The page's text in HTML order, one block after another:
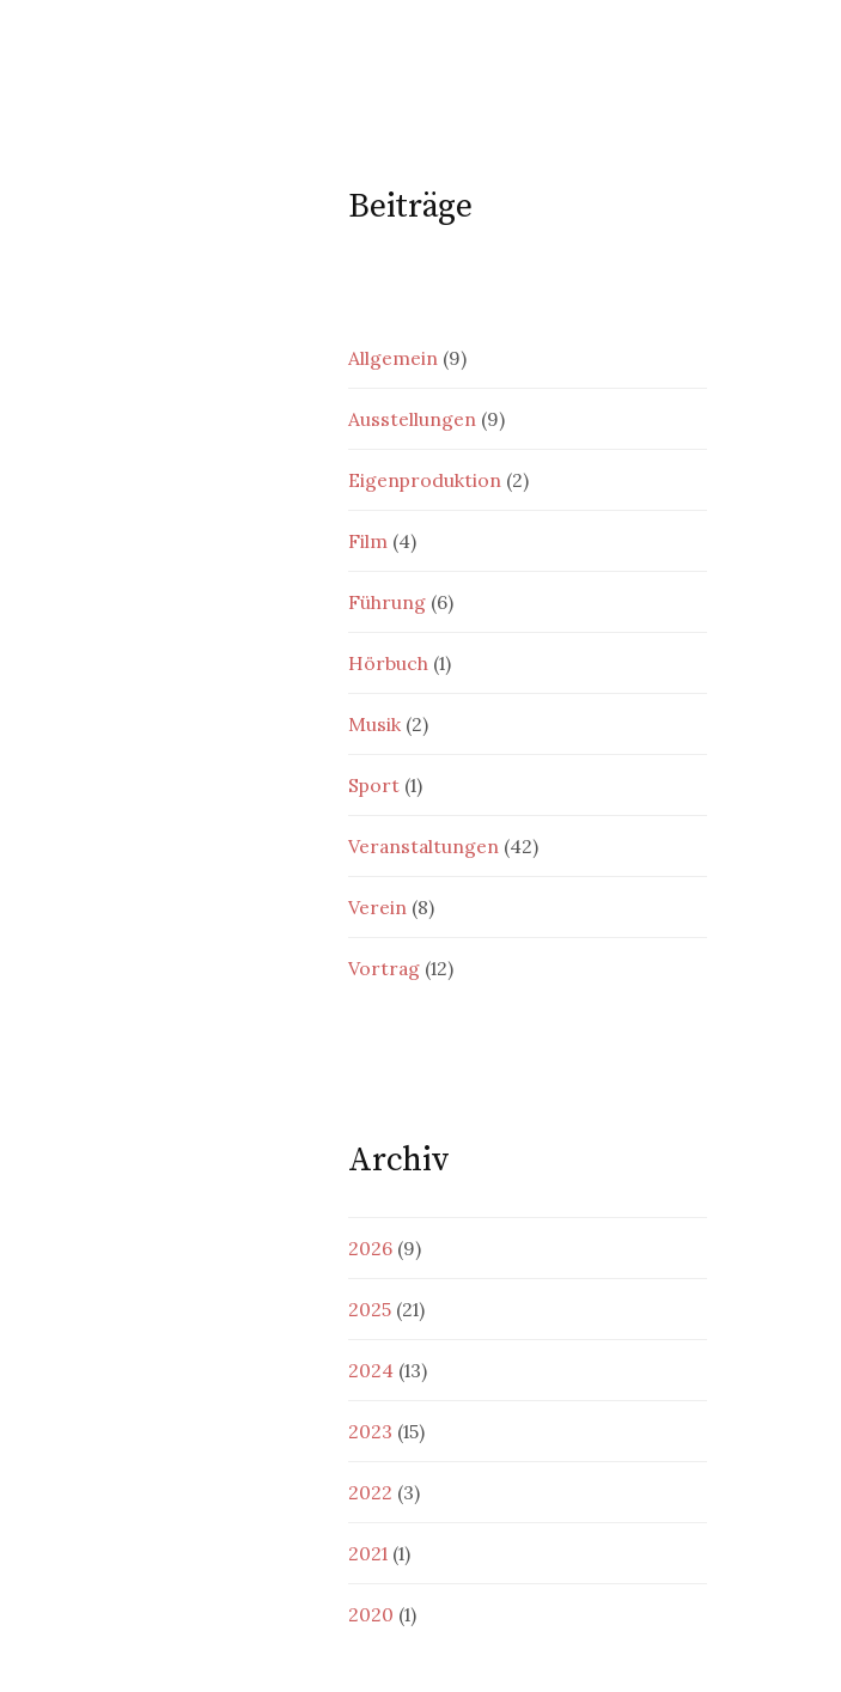
Beiträge
Allgemein (9)
Ausstellungen (9)
Eigenproduktion (2)
Film (4)
Führung (6)
Hörbuch (1)
Musik (2)
Sport (1)
Veranstaltungen (42)
Verein (8)
Vortrag (12)
Archiv
2026 (9)
2025 (21)
2024 (13)
2023 (15)
2022 (3)
2021 (1)
2020 (1)